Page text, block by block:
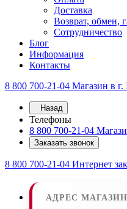
Доставка
Возврат, обмен,
Сотрудничество
Блог
Информация
Контакты
8 800 700-21-04 Магазин в
Назад
Телефоны
8 800 700-21-04
Заказать звонок
8 800 700-21-04 Интернет
АДРЕС